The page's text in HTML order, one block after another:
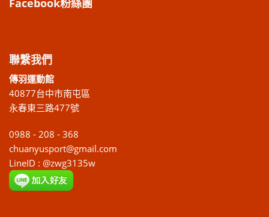
Facebook粉絲團
聯繫我們
傳羽運動館
40877台中市南屯區
永春東三路477號
0988 - 208 - 368
chuanyusport@gmail.com
LineID : @zwg3135w